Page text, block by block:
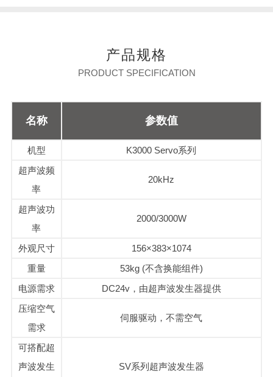
产品规格
PRODUCT SPECIFICATION
名称 参数值
机型
K3000 Servo系列
超声波频
率
20kHz
超声波功
率
2000/3000W
外观尺寸
156×383×1074
重量
53kg (不含换能组件)
电源需求
DC24v，由超声波发生器提供
压缩空气
需求
伺服驱动，不需空气
可搭配超
声波发生
SV系列 超声波发生器